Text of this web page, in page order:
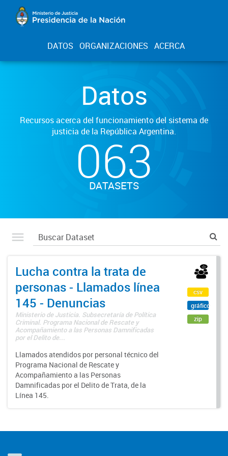
DATOS ORGANIZACIONES ACERCA
Datos
Recursos acerca del funcionamiento del sistema de
justicia de la República Argentina.
063
DATASETS
Lucha contra la trata de
personas - Llamados línea
145 - Denuncias
Ministerio de Justicia. Subsecretaría de Política
Criminal. Programa Nacional de Rescate y
Acompañamiento a las Personas Damnificadas
por el Delito de...
Llamados atendidos por personal técnico del
Programa Nacional de Rescate y
Acompañamiento a las Personas
Damnificadas por el Delito de Trata, de la
Línea 145.
csv
gráfico
zip